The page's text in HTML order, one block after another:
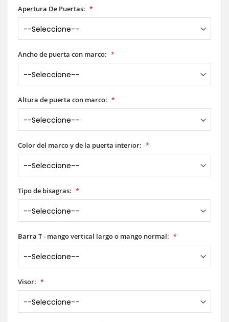
Apertura De Puertas:
Ancho de puerta con marco:
Altura de puerta con marco:
Color del marco y de la puerta interior:
Tipo de bisagras:
Barra T - mango vertical largo o mango normal:
Visor: